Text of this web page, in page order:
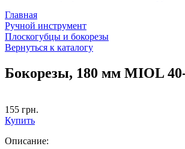
Главная
Ручной инструмент
Плоскогубцы и бокорезы
Вернуться к каталогу
Бокорезы, 180 мм MIOL
155 грн.
Купить
Описание: